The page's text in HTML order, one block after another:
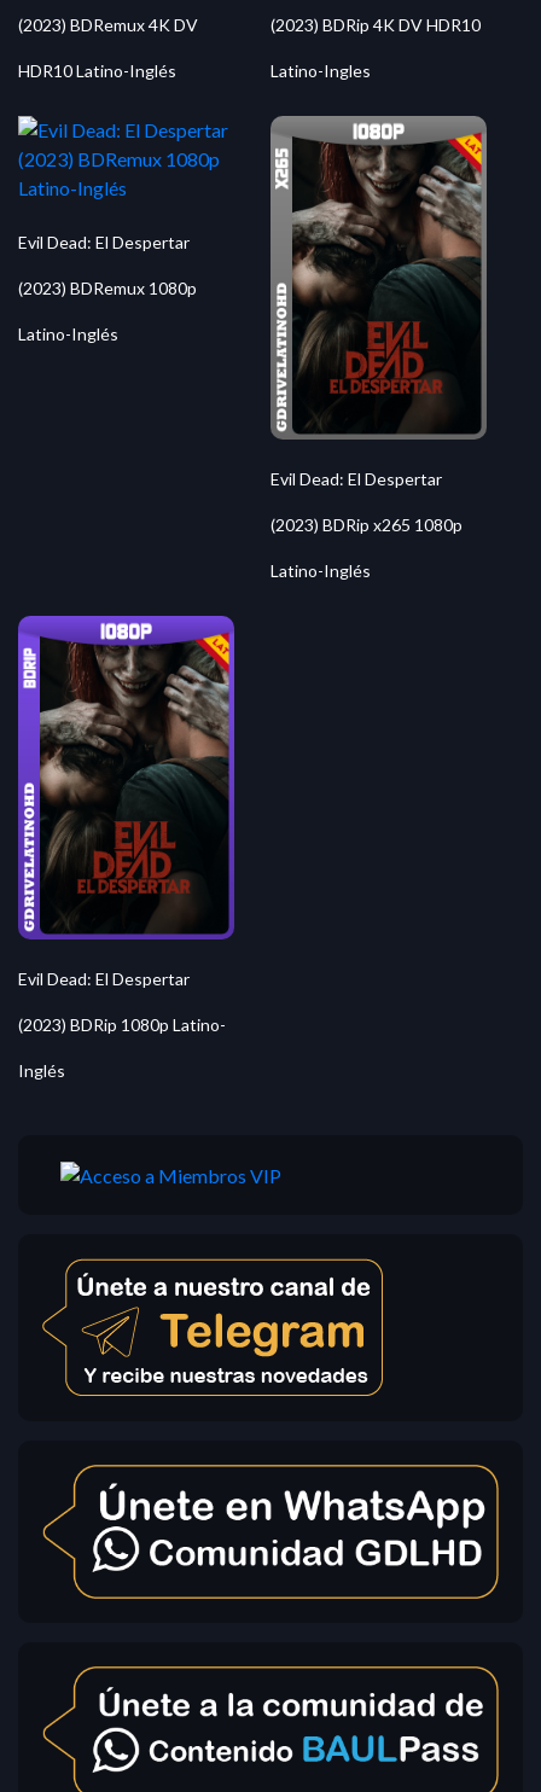
(2023) BDRemux 4K DV
HDR10 Latino-Inglés
(2023) BDRip 4K DV HDR10
Latino-Ingles
Evil Dead: El Despertar
(2023) BDRemux 1080p
Latino-Inglés
Evil Dead: El Despertar
(2023) BDRip x265 1080p
Latino-Inglés
Evil Dead: El Despertar
(2023) BDRip 1080p Latino-
Inglés